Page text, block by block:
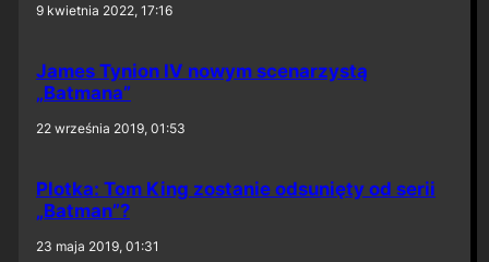
9 kwietnia 2022, 17:16
James Tynion IV nowym scenarzystą
„Batmana”
22 września 2019, 01:53
Plotka: Tom King zostanie odsunięty od serii
„Batman”?
23 maja 2019, 01:31